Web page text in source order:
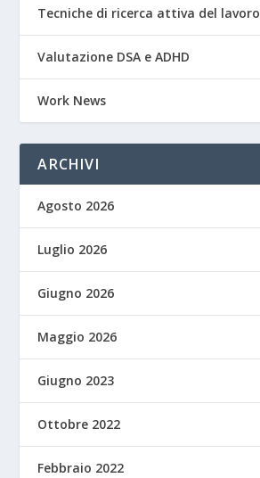
Tecniche di ricerca attiva del lavoro
Valutazione DSA e ADHD
Work News
ARCHIVI
Agosto 2026
Luglio 2026
Giugno 2026
Maggio 2026
Giugno 2023
Ottobre 2022
Febbraio 2022